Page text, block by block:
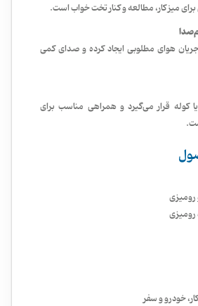
میز کار، مطالعه و کنار تخت خواب است.
هوای مطلوبی ایجاد کرده و صدای کمی
کوله قرار می‌گیرد و همراهی مناسب برای
رومیزی
رومیزی
خودرو و سفر